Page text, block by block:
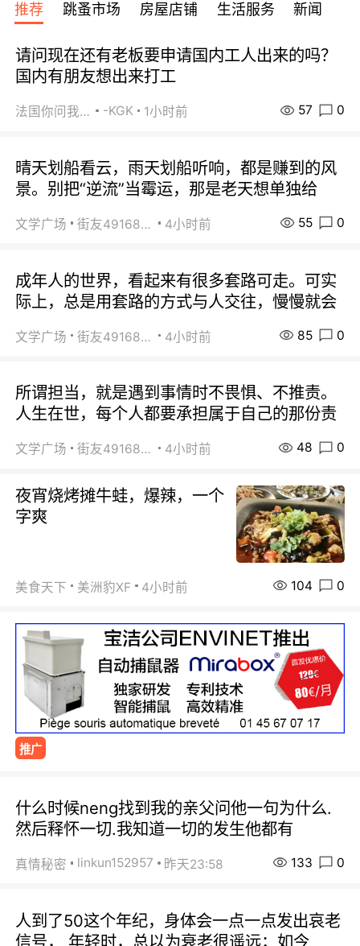
天！巴黎上下！
包拼房~
宾馆 108欧/天起
欧/天起 ~包拼房
推荐 跳蚤市场 房屋店铺 生活服务 新闻
请问现在还有老板要申请国内工人出来的吗？
国内有朋友想出来打工
法国你问我答 -KGK 1小时前 57 0
晴天划船看云，雨天划船听响，都是赚到的风
景。别把“逆流”当霉运，那是老天想单独给
文学广场 街友49168527 4小时前 55 0
成年人的世界，看起来有很多套路可走。可实
际上，总是用套路的方式与人交往，慢慢就会
文学广场 街友49168527 4小时前 85 0
所谓担当，就是遇到事情时不畏惧、不推责。
人生在世，每个人都要承担属于自己的那份责
文学广场 街友49168527 4小时前 48 0
夜宵烧烤摊牛蛙，爆辣，一个
字爽
美食天下 美洲豹XF 4小时前 104 0
推广
什么时候neng找到我的亲父问他一句为什么.
然后释怀一切.我知道一切的发生他都有
真情秘密 linkun152957 昨天23:58 133 0
人到了50这个年纪，身体会一点一点发出哀老
信号， 年轻时，总以为衰老很遥远；如今